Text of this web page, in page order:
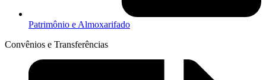
Patrimônio e Almoxarifado
Convênios e Transferências